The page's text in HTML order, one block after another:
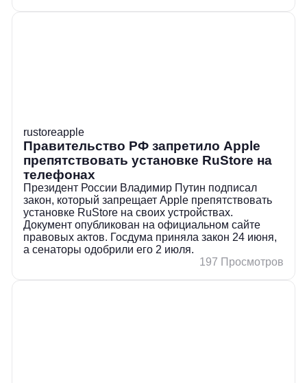
rustoreapple
Правительство РФ запретило Apple
препятствовать установке RuStore на
телефонах
Президент России Владимир Путин подписал
закон, который запрещает Apple препятствовать
установке RuStore на своих устройствах.
Документ опубликован на официальном сайте
правовых актов. Госдума приняла закон 24 июня,
а сенаторы одобрили его 2 июля.
197 Просмотров